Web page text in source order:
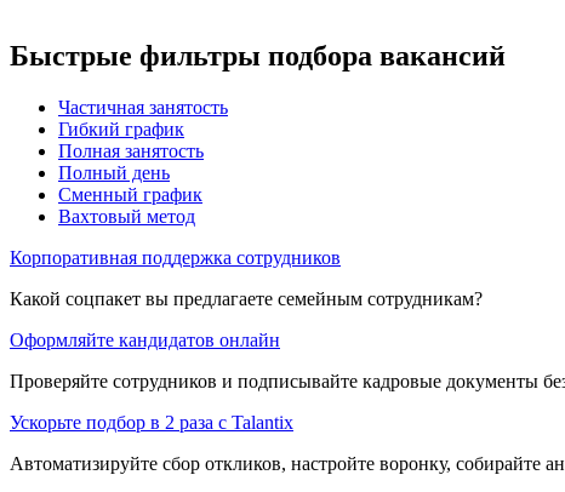
Быстрые фильтры подбора вакансий
Частичная занятость
Гибкий график
Полная занятость
Полный день
Сменный график
Вахтовый метод
Корпоративная поддержка сотрудников
Какой соцпакет вы предлагаете семейным сотрудникам?
Оформляйте кандидатов онлайн
Проверяйте сотрудников и подписывайте кадровые документы
Ускорьте подбор в 2 раза с Talantix
Автоматизируйте сбор откликов, настройте воронку, собирайте